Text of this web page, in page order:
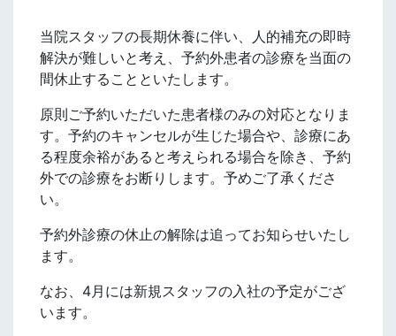
当院スタッフの長期休養に伴い、人的補充の即時
解決が難しいと考え、予約外患者の診療を当面の
間休止することといたします。
原則ご予約いただいた患者様のみの対応となりま
す。予約のキャンセルが生じた場合や、診療にあ
る程度余裕があると考えられる場合を除き、予約
外での診療をお断りします。予めご了承くださ
い。
予約外診療の休止の解除は追ってお知らせいたし
ます。
なお、4月には新規スタッフの入社の予定がござ
います。